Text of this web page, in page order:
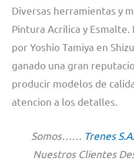
Diversas herramientas y
Pintura Acrilica y
por Yoshio Tamiya en
ganado una gran
producir modelos de
atencion a los detalles.
Somos…… Trenes
Nuestros Clientes